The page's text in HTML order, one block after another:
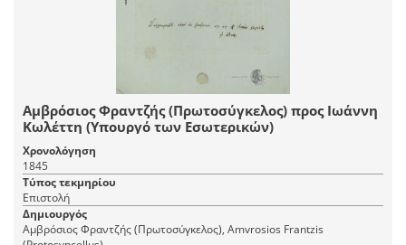
Αμβρόσιος Φραντζής (Πρωτοσύγκελος) προς Ιωάννη
Κωλέττη (Υπουργό των Εσωτερικών)
Χρονολόγηση
1845
Τύπος τεκμηρίου
Επιστολή
Δημιουργός
Αμβρόσιος Φραντζής (Πρωτοσύγκελος), Amvrosios Frantzis